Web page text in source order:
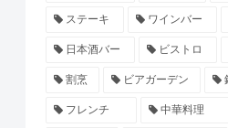
ステーキ ワインバー
日本酒バー ビストロ
割烹 ビアガーデン
フレンチ 中華料理